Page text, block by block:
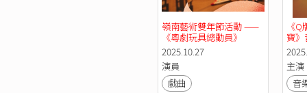
嶺南藝術雙年節活動 ——
《粵劇玩具總動員》
2025.10.27
演員
戲曲
《
寶
合家
主演
音